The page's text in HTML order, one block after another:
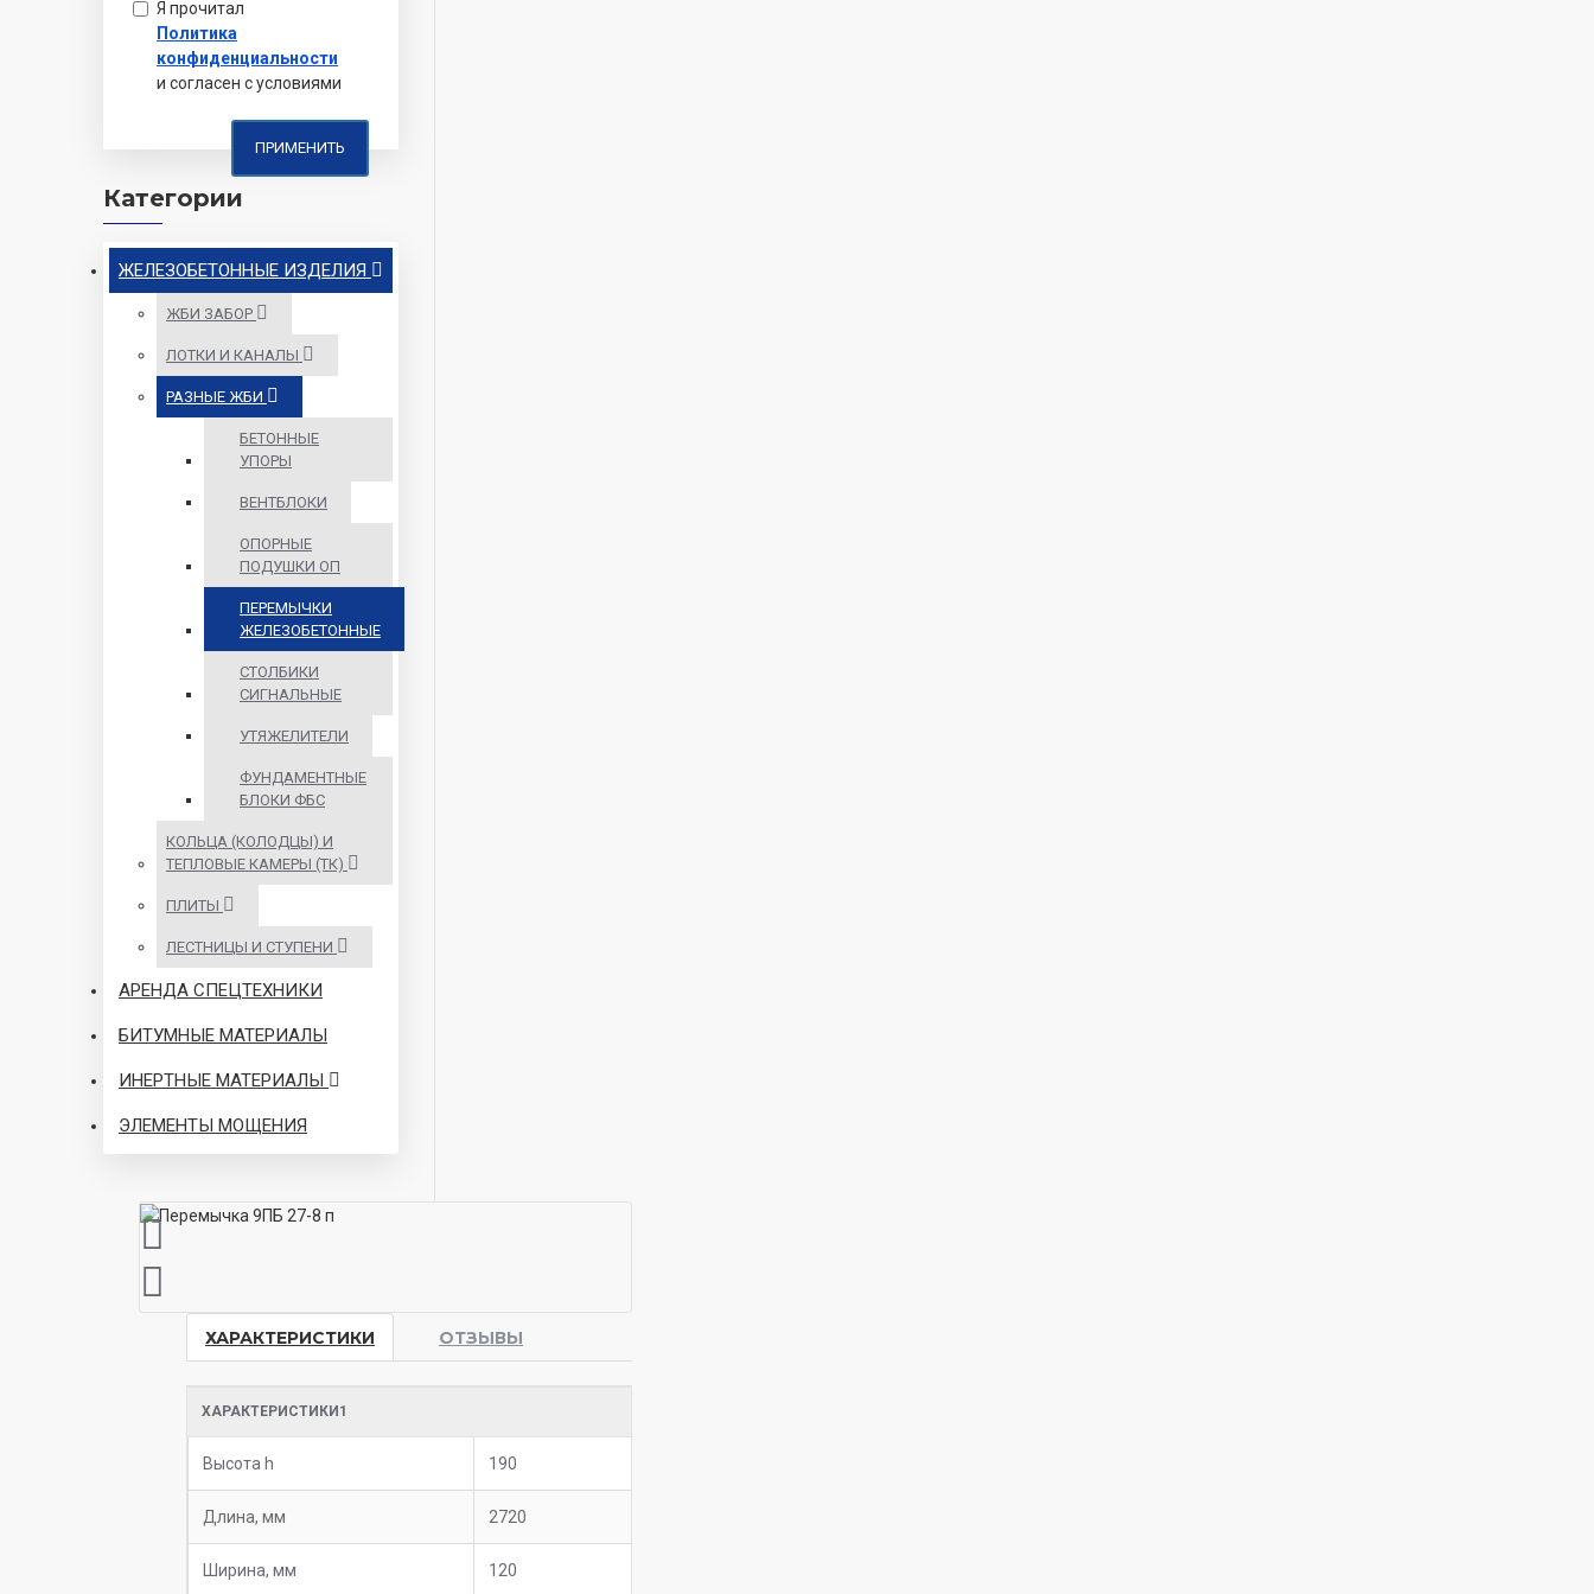
Я прочитал
Политика
конфиденциальности
и согласен с условиями
ПРИМЕНИТЬ
Категории
ЖЕЛЕЗОБЕТОННЫЕ ИЗДЕЛИЯ
ЖБИ ЗАБОР
ЛОТКИ И КАНАЛЫ
РАЗНЫЕ ЖБИ
БЕТОННЫЕ
УПОРЫ
ВЕНТБЛОКИ
ОПОРНЫЕ
ПОДУШКИ ОП
ПЕРЕМЫЧКИ
ЖЕЛЕЗОБЕТОННЫЕ
СТОЛБИКИ
СИГНАЛЬНЫЕ
УТЯЖЕЛИТЕЛИ
ФУНДАМЕНТНЫЕ
БЛОКИ ФБС
КОЛЬЦА (КОЛОДЦЫ) И
ТЕПЛОВЫЕ КАМЕРЫ (ТК)
ПЛИТЫ
ЛЕСТНИЦЫ И СТУПЕНИ
АРЕНДА СПЕЦТЕХНИКИ
БИТУМНЫЕ МАТЕРИАЛЫ
ИНЕРТНЫЕ МАТЕРИАЛЫ
ЭЛЕМЕНТЫ МОЩЕНИЯ
ХАРАКТЕРИСТИКИ ОТЗЫВЫ
ХАРАКТЕРИСТИКИ1
Высота h 190
Длина, мм 2720
Ширина, мм 120